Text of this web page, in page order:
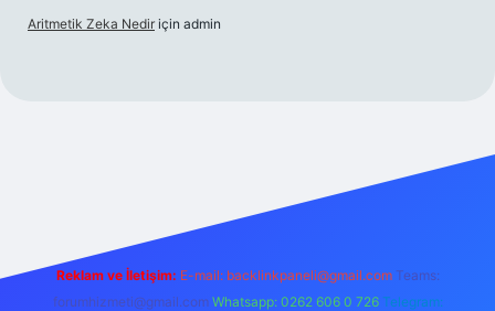
Aritmetik Zeka Nedir için admin
Reklam ve İletişim: E-mail: backlinkpaneli@gmail.com Teams:
forumhizmeti@gmail.com Whatsapp: 0262 606 0 726 Telegram: